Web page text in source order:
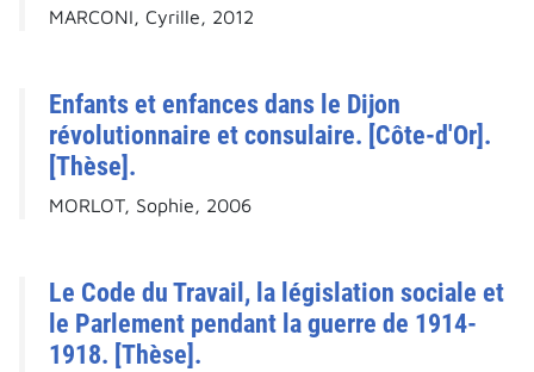
MARCONI, Cyrille, 2012
Enfants et enfances dans le Dijon
révolutionnaire et consulaire. [Côte-d'Or].
[Thèse].
MORLOT, Sophie, 2006
Le Code du Travail, la législation sociale et
le Parlement pendant la guerre de 1914-
1918. [Thèse].